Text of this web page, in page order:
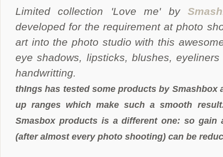
Limited collection 'Love me' by
developed for the requirement at photo
art into the photo studio with this
eye shadows, lipsticks, blushes,
handwritting.
thIngs has tested some products by Smashbox
up ranges which make such a smooth
Smasbox products is a different one: so
(after almost every photo shooting) can be